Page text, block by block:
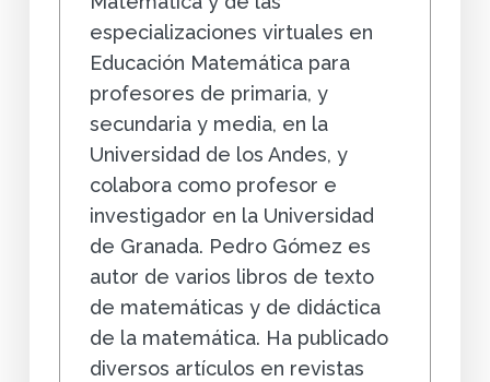
especializaciones virtuales en
Educación Matemática para
profesores de primaria, y
secundaria y media, en la
Universidad de los Andes, y
colabora como profesor e
investigador en la Universidad
de Granada. Pedro Gómez es
autor de varios libros de texto
de matemáticas y de didáctica
de la matemática. Ha publicado
diversos artículos en revistas